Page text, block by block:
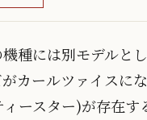
機種には別モデルと
カールツァイスに
ィースター)が存在す